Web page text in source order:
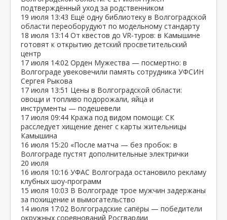
подтверждённый уход за родственником
19 июля 13:43 Ещё одну библиотеку в Волгоградской
области переоборудуют по модельному стандарту
18 июля 13:14 От квестов до VR‑туров: в Камышине
готовят к открытию детский просветительский
центр
17 июля 14:02 Орден Мужества — посмертно: в
Волгограде увековечили память сотрудника УФСИН
Сергея Рыкова
17 июля 13:51 Цены в Волгоградской области:
овощи и топливо подорожали, яйца и
инструменты — подешевели
17 июля 09:44 Кража под видом помощи: СК
расследует хищение денег с карты жительницы
Камышина
16 июля 15:20 «После матча — без пробок: в
Волгограде пустят дополнительные электрички
20 июля
16 июля 10:16 УФАС Волгограда остановило рекламу
клубных шоу‑программ
15 июля 10:03 В Волгограде трое мужчин задержаны
за похищение и вымогательство
14 июля 17:02 Волгоградские сапёры — победители
окружных соревнований Росгвардии